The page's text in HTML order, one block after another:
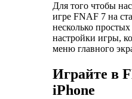
Для того чтобы
игре FNAF 7 на
несколько
настройки игры,
меню главного
Играйте в
iPhone